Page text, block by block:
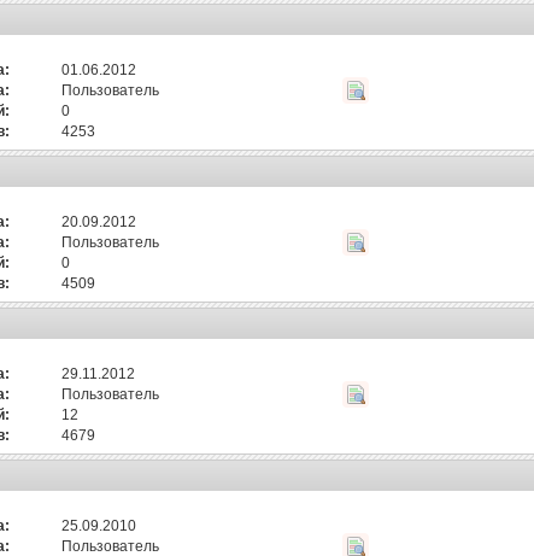
01.06.2012
Пользователь
0
4253
20.09.2012
Пользователь
0
4509
29.11.2012
Пользователь
12
4679
25.09.2010
Пользователь